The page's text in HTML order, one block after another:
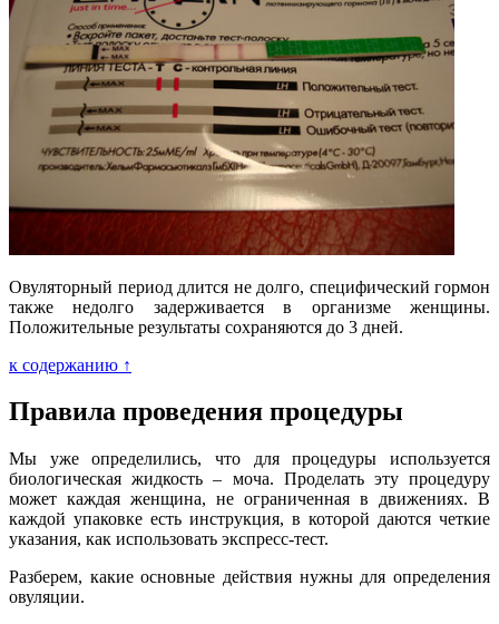
Овуляторный период длится не долго, специфический гормон
также недолго задерживается в организме женщины.
Положительные результаты сохраняются до 3 дней.
к содержанию ↑
Правила проведения процедуры
Мы уже определились, что для процедуры используется
биологическая жидкость – моча. Проделать эту процедуру
может каждая женщина, не ограниченная в движениях. В
каждой упаковке есть инструкция, в которой даются четкие
указания, как использовать экспресс-тест.
Разберем, какие основные действия нужны для определения
овуляции.